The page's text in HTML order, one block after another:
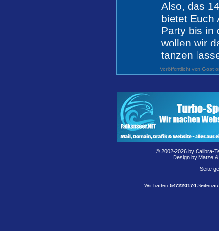
Also, das
bietet Euch
Party bis in
wollen wir
tanzen
Veröffentlicht von Gast
© 2002-2026 by Calibra-
Design by Matze
Seite
Wir hatten 547220174